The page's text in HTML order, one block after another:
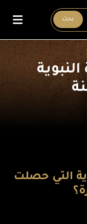
بحث
التي حصلت